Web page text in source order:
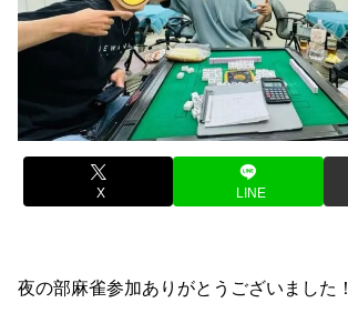
X LINE
夜の部麻雀参加ありがとうございました！